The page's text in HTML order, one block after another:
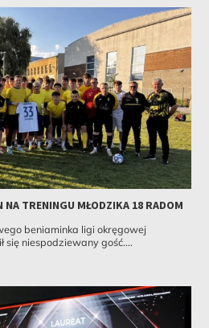
NA TRENINGU MŁODZIKA 18 RADOM
beniaminka ligi okręgowej
się niespodziewany gość....